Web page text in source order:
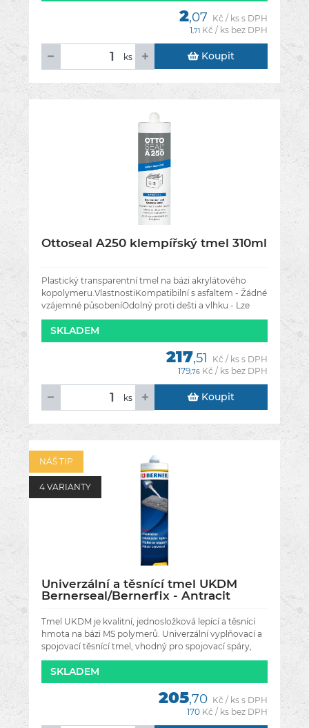
2,07 Kč / ks s DPH
1,71 Kč / ks bez DPH
ks Koupit
Ottoseal A250 klempířský tmel 310ml
Plastický transparentní tmel na bázi akrylátového
kopolymeru.VlastnostiKompatibilní s asfaltem - Žádné
vzájemné působeníOdolný proti dešti a vlhku - Lze
zpracovat i v deštiNeobsahuje
SKLADEM
217,51
Kč / ks s DPH
179,76 Kč / ks bez DPH
ks Koupit
NÁŠ TIP
4 VARIANTY
Univerzální a těsnící tmel UKDM
Bernerseal/Bernerfix - Antracit
Tmel UKDM je kvalitní, jednosložková lepící a těsnící
hmota na bázi MS polymerů. Univerzální vyplňovací a
spojovací těsnící tmel, vhodný pro spojovací spáry,
švy, trhliny a
SKLADEM
205,70 Kč / ks s DPH
170 Kč / ks bez DPH